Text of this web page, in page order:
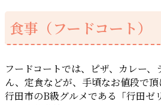
食事（フードコート）
フードコートでは、ピザ、カレー、
ん、定食などが、手頃なお値段で頂
行田市のB級グルメである「行田ゼ